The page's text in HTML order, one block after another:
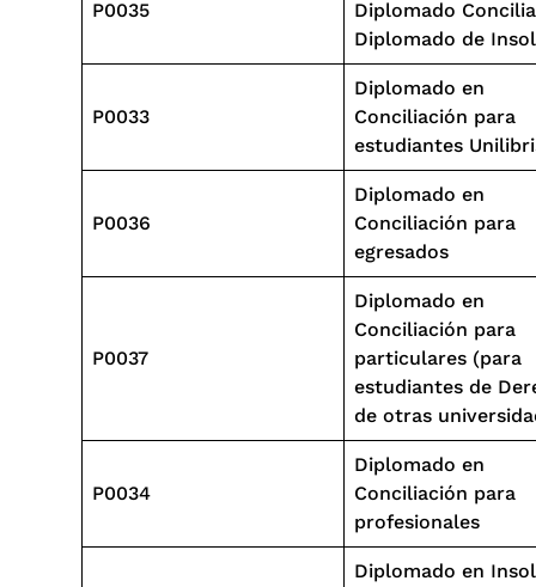
P0035
Diplomado
Diplomado de
P0033
Diplomado en
Conciliación para
estudiantes
P0036
Diplomado en
Conciliación para
egresados
P0037
Diplomado en
Conciliación para
particulares (para
estudiantes de
de otras
P0034
Diplomado en
Conciliación para
profesionales
Diplomado en